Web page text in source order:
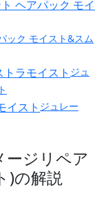
ック モイスト&スム
ジュ
ジュレー
ージリペア
)の解説